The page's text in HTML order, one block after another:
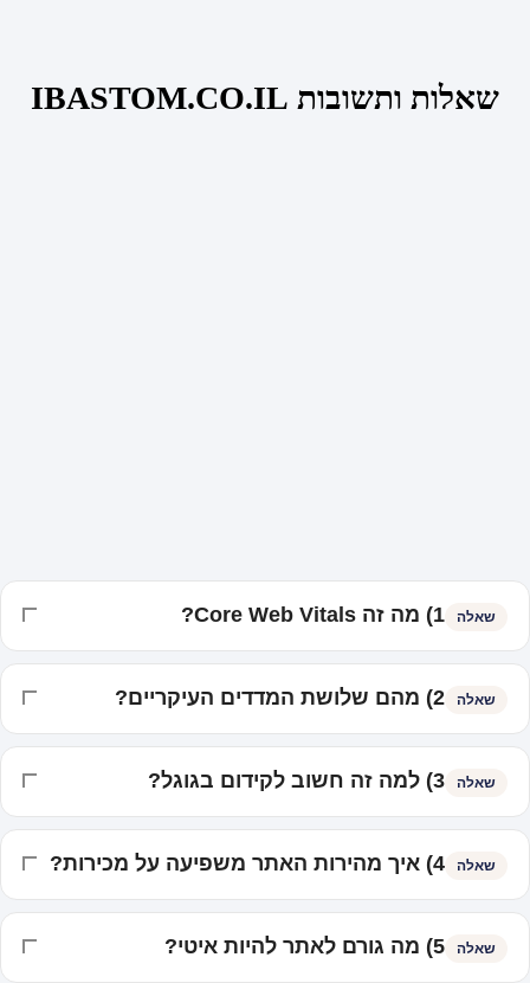
שאלות ותשובות IBASTOM.CO.IL
שאלה 1) מה זה Core Web Vitals?
שאלה 2) מהם שלושת המדדים העיקריים?
שאלה 3) למה זה חשוב לקידום בגוגל?
שאלה 4) איך מהירות האתר משפיעה על מכירות?
שאלה 5) מה גורם לאתר להיות איטי?